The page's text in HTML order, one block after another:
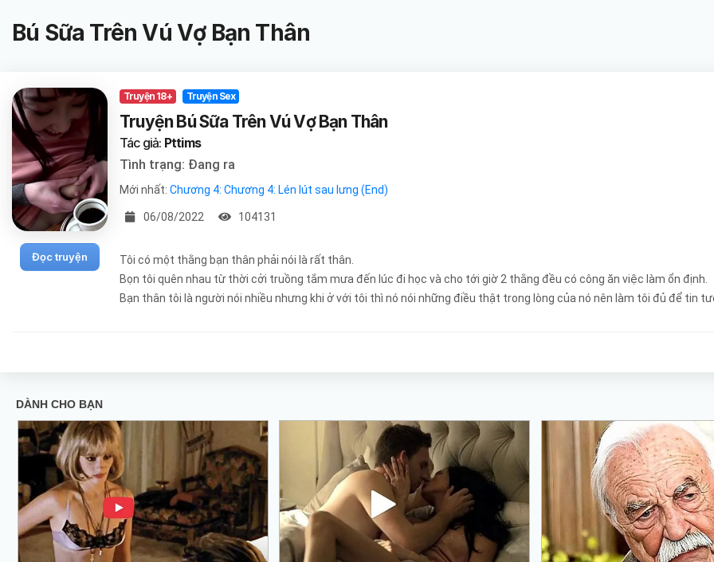
Bú Sữa Trên Vú Vợ Bạn Thân
Đọc truyện
Truyện 18+ Truyện Sex
Truyện Bú Sữa Trên Vú Vợ Bạn Thân
Tác giả: Pttims
Tình trạng: Đang ra
Mới nhất: Chương 4: Chương 4: Lén lút sau lưng (End)
06/08/2022 104131
Tôi có một thằng bạn thân phải nói là rất thân.
Bọn tôi quên nhau từ thời cởi truồng tắm mưa đến lúc đi học và cho tới giờ 2 thằng đều có công ăn việc làm ổn định.
Bạn thân tôi là người nói nhiều nhưng khi ở với tôi thì nó nói những điều thật trong lòng của nó nên làm tôi đủ để tin